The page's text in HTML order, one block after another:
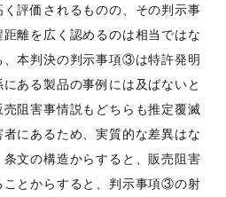
評価されるものの、その判示事
離を広く認めるのは相当ではな
、本判決の判示事項③は特許発明
ある製品の事例には及ばないと
阻害事情説もどちらも推定覆滅
にあるため、実質的な差異はな
文の構造からすると、販売阻害
とからすると、判示事項③の射